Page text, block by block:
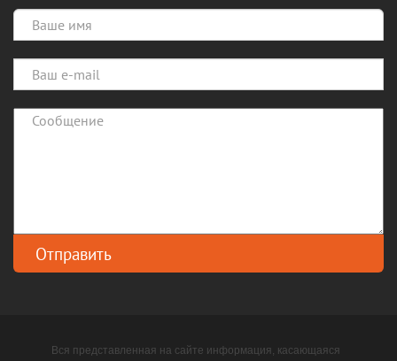
Вся представленная на сайте информация, касающаяся